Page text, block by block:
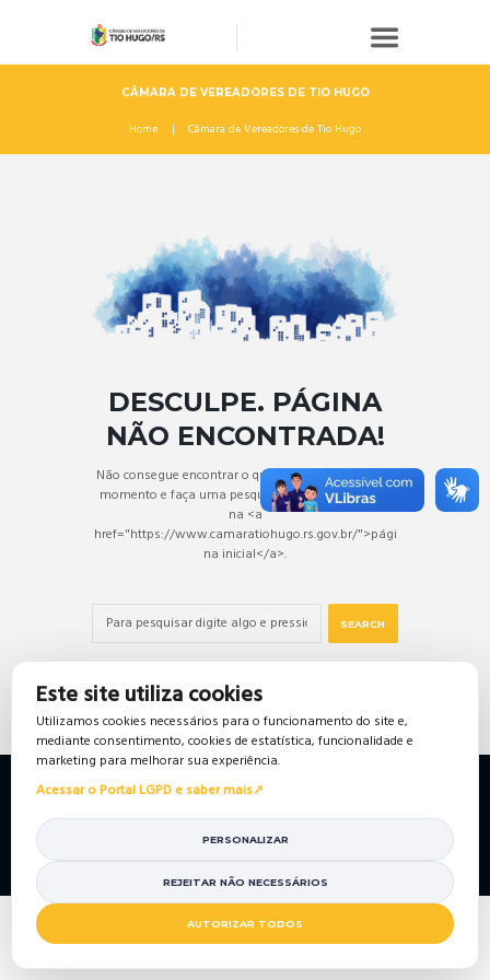
CÂMARA DE VEREADORES DE TIO HUGO
Home Câmara de Vereadores de Tio Hugo
DESCULPE. PÁGINA
NÃO ENCONTRADA!
Não consegue encontrar o que precisa? Reserve um
momento e faça uma pesquisa abaixo ou comece
na <a
href="https://www.camaratiohugo.rs.gov.br/">pági
na inicial</a>.
Mapa do Site
Portal da Transparência
direitos reservados.
Este site utiliza cookies
Utilizamos cookies necessários para o funcionamento do site e,
mediante consentimento, cookies de estatística, funcionalidade e
marketing para melhorar sua experiência.
Acessar o Portal LGPD e saber mais
PERSONALIZAR
REJEITAR NÃO NECESSÁRIOS
AUTORIZAR TODOS